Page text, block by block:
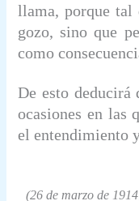
llama, porque tal
gozo, sino que
como
De esto deducirá
ocasiones en las
el entendimiento
(26 de marzo de